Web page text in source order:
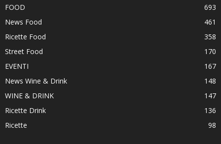
FOOD
693
News Food
461
Ricette Food
358
Street Food
170
EVENTI
167
News Wine & Drink
148
WINE & DRINK
147
Ricette Drink
136
Ricette
98